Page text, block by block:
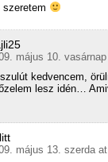
szeretem
május 10.
kedvencem,
lesz idén…
május 13. szerda